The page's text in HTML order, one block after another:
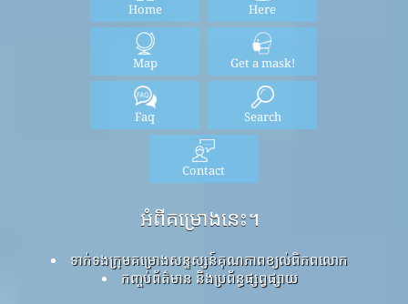
Home Here
Map Get a mask!
Faq Search
Contact
អំពីគម្រោងនេះ។
ទាក់ទងក្រុមគម្រោងសន្ទស្សន៍គុណភាពខ្យល់ពិភពលោក
កញ្ចប់ព័ត៌មាន និងប្រព័ន្ធផ្សព្វផ្សាយ